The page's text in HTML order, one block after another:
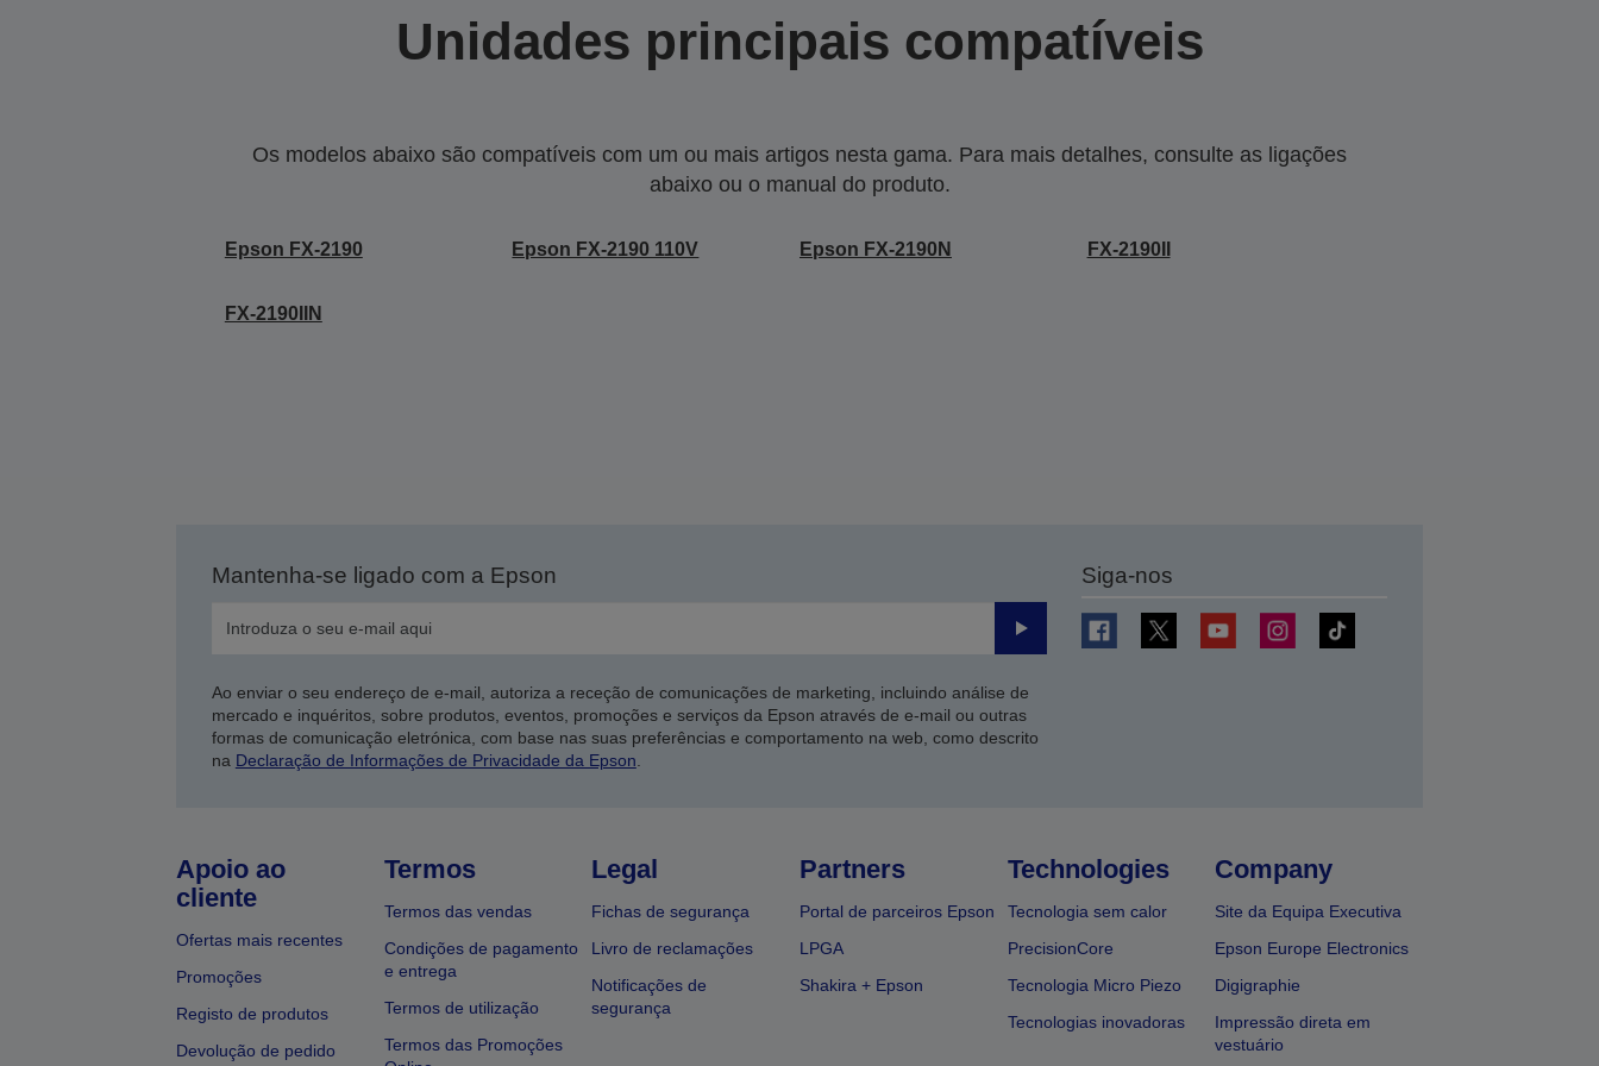
Unidades principais compatíveis
Os modelos abaixo são compatíveis com um ou mais artigos nesta gama. Para mais detalhes, consulte as ligações
abaixo ou o manual do produto.
Epson FX-2190 Epson FX-2190 110V Epson FX-2190N FX-2190II
FX-2190IIN
Mantenha-se ligado com a Epson
Enviar
Ao enviar o seu endereço de e-mail, autoriza a receção de comunicações de marketing, incluindo análise de
mercado e inquéritos, sobre produtos, eventos, promoções e serviços da Epson através de e-mail ou outras
formas de comunicação eletrónica, com base nas suas preferências e comportamento na web, como descrito
na Declaração de Informações de Privacidade da Epson
Siga-nos
Apoio ao
cliente
Ofertas mais recentes
Promoções
Registo de produtos
Devolução de pedido
Termos
Termos das vendas
Condições de pagamento
e entrega
Termos de utilização
Termos das Promoções
Legal
Fichas de segurança
Livro de reclamações
Notificações de
segurança
Partners
Portal de parceiros Epson
LPGA
Shakira + Epson
Technologies
Tecnologia sem calor
PrecisionCore
Tecnologia Micro Piezo
Tecnologias inovadoras
Company
Site da Equipa Executiva
Epson Europe Electronics
Digigraphie
Impressão direta em
vestuário